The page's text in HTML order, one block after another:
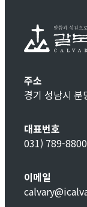
주소
경기 성남시 분
대표번호
031) 789-8800
이메일